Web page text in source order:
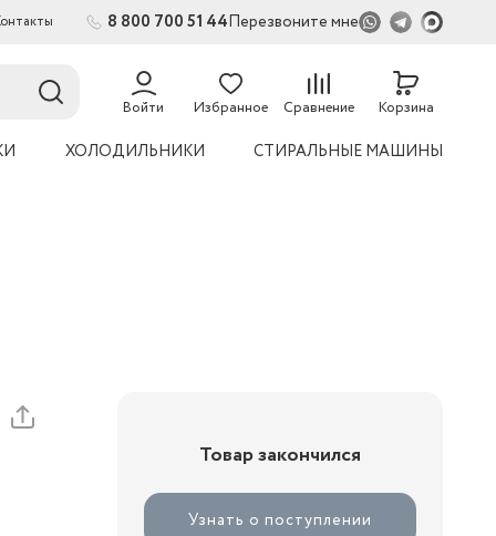
8 800 700 51 44Перезвоните мне
Войти Избранное Сравнение
54
Корзина
ХОЛОДИЛЬНИКИ СТИРАЛЬНЫЕ МАШИНЫ
Товар закончился
Узнать о поступлении